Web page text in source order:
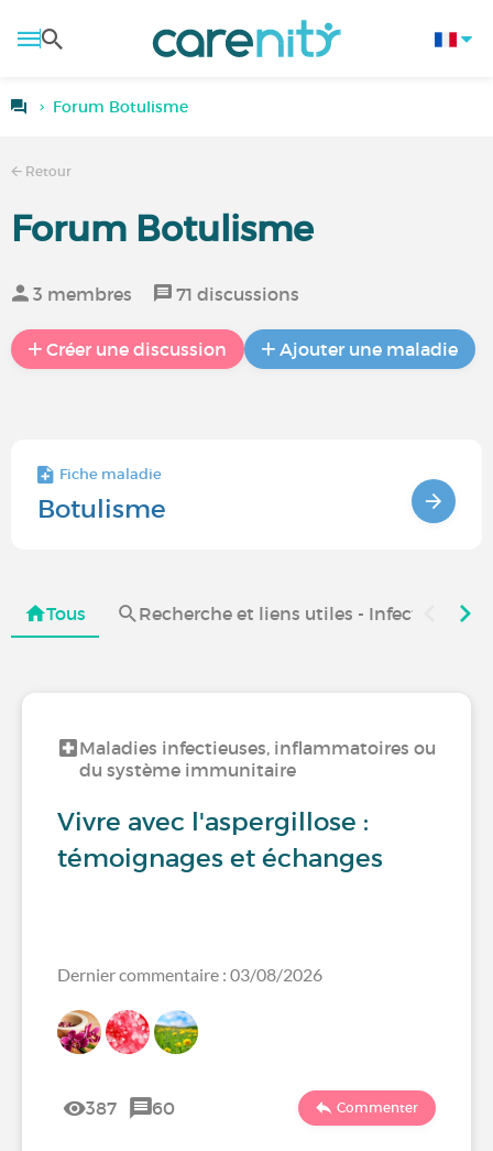
Forum Botulisme
Retour
Forum Botulisme
3 membres 71 discussions
Créer une discussion Ajouter une maladie
Fiche maladie
Botulisme
Tous Recherche et liens utiles - Infections,
Maladies infectieuses, inflammatoires ou
du système immunitaire
Vivre avec l'aspergillose :
témoignages et échanges
Dernier commentaire : 03/08/2026
387 60 Commenter